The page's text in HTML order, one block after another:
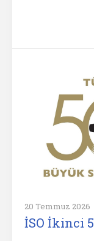
20 Temmuz 2026
İSO İkinci